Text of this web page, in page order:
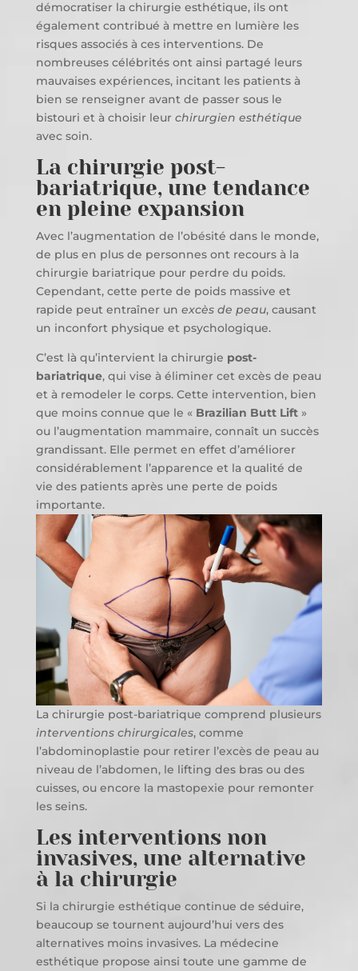
démocratiser la chirurgie esthétique, ils ont
également contribué à mettre en lumière les
risques associés à ces interventions. De
nombreuses célébrités ont ainsi partagé leurs
mauvaises expériences, incitant les patients à
bien se renseigner avant de passer sous le
bistouri et à choisir leur chirurgien esthétique
avec soin.
La chirurgie post-
bariatrique, une tendance
en pleine expansion
Avec l’augmentation de l’obésité dans le monde,
de plus en plus de personnes ont recours à la
chirurgie bariatrique pour perdre du poids.
Cependant, cette perte de poids massive et
rapide peut entraîner un excès de peau, causant
un inconfort physique et psychologique.
C’est là qu’intervient la chirurgie post-
bariatrique, qui vise à éliminer cet excès de peau
et à remodeler le corps. Cette intervention, bien
que moins connue que le « Brazilian Butt Lift»
ou l’augmentation mammaire, connaît un succès
grandissant. Elle permet en effet d’améliorer
considérablement l’apparence et la qualité de
vie des patients après une perte de poids
importante.
La chirurgie post-bariatrique comprend plusieurs
interventions chirurgicales, comme
l’abdominoplastie pour retirer l’excès de peau au
niveau de l’abdomen, le lifting des bras ou des
cuisses, ou encore la mastopexie pour remonter
les seins.
Les interventions non
invasives, une alternative
à la chirurgie
Si la chirurgie esthétique continue de séduire,
beaucoup se tournent aujourd’hui vers des
alternatives moins invasives. La médecine
esthétique propose ainsi toute une gamme de